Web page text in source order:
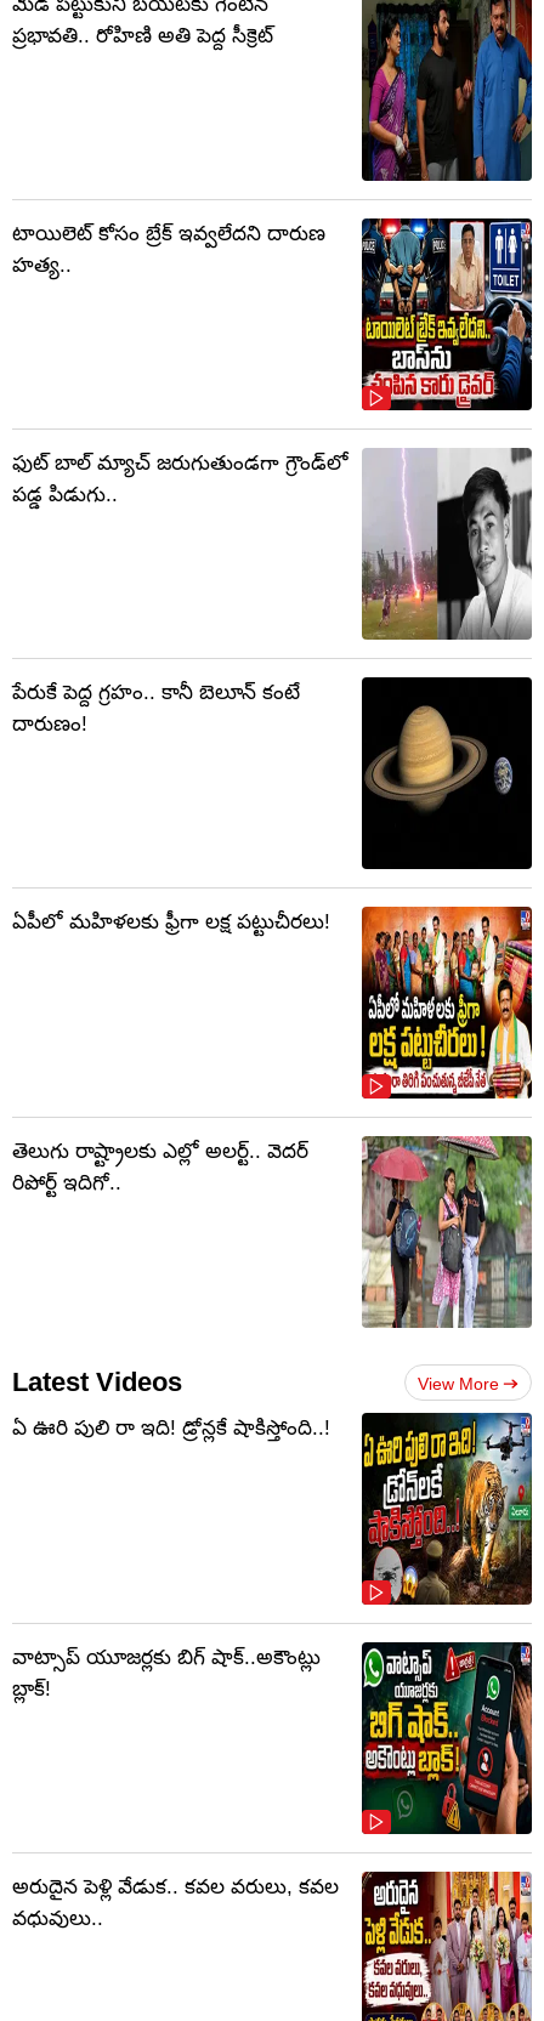
మెడ పట్టుకుని బయటకు గెంటిన
ప్రభావతి.. రోహిణి అతి పెద్ద సీక్రెట్
టాయిలెట్‌ కోసం బ్రేక్‌ ఇవ్వలేదని దారుణ
హత్య..
ఫుట్ బాల్ మ్యాచ్ జరుగుతుండగా గ్రౌండ్‌లో
పడ్డ పిడుగు..
పేరుకే పెద్ద గ్రహం.. కానీ బెలూన్ కంటే
దారుణం!
ఏపీలో మహిళలకు ఫ్రీగా లక్ష పట్టుచీరలు!
తెలుగు రాష్ట్రాలకు ఎల్లో అలర్ట్.. వెదర్
రిపోర్ట్ ఇదిగో..
Latest Videos View More
ఏ ఊరి పులి రా ఇది! డ్రోన్లకే షాకిస్తోంది..!
వాట్సాప్‌ యూజర్లకు బిగ్ షాక్..అకౌంట్లు
బ్లాక్!
అరుదైన పెళ్లి వేడుక.. కవల వరులు, కవల
వధువులు..